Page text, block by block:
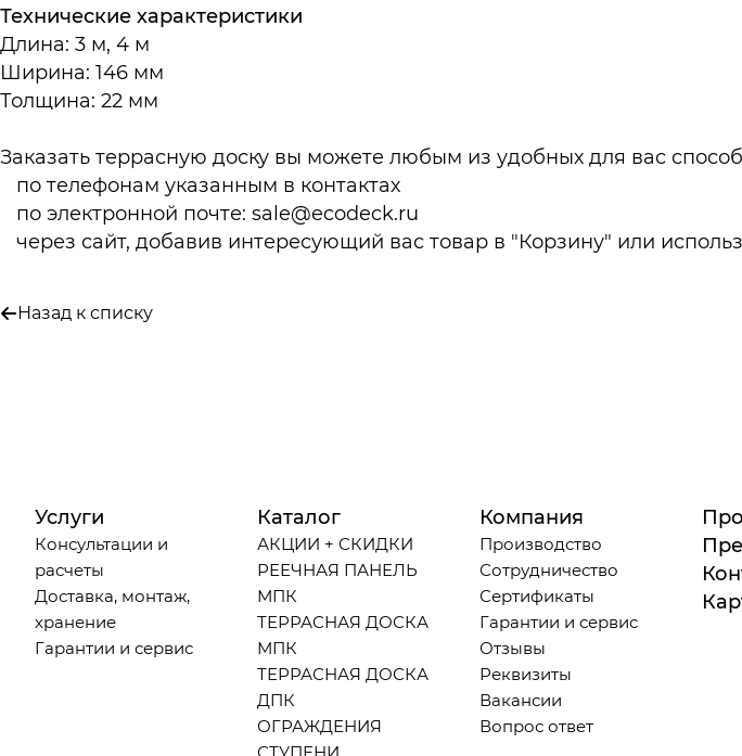
Технические характеристики
Длина: 3 м, 4 м
Ширина: 146 мм
Толщина: 22 мм
Заказать террасную доску вы можете любым из удобных для вас
по телефонам указанным в контактах
по электронной почте: sale@ecodeck.ru
через сайт, добавив интересующий вас товар в "Корзину" или
Назад к списку
Услуги
Консультации и
расчеты
Доставка, монтаж,
хранение
Гарантии и сервис
Каталог
АКЦИИ + СКИДКИ
РЕЕЧНАЯ ПАНЕЛЬ
МПК
ТЕРРАСНАЯ ДОСКА
МПК
ТЕРРАСНАЯ ДОСКА
ДПК
ОГРАЖДЕНИЯ
Компания
Производство
Сотрудничество
Сертификаты
Гарантии и сервис
Отзывы
Реквизиты
Вакансии
Вопрос ответ